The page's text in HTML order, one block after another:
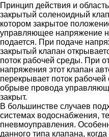
Принцип действия и
закрытый соленоидный
котором закрытое
управляющее напряжение
подается. При подаче
закрытый клапан
поток рабочей среды. При
напряжения этот клапан
перекрывает поток
обрыве провода
закрыт.
В большинстве случаев
системах водоснабжения,
пневмоуправления.
данного типа клапана,